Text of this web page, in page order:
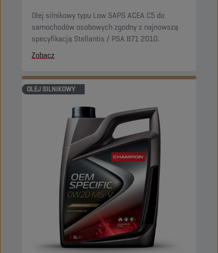
Olej silnikowy typu Low SAPS ACEA C5 do
samochodów osobowych zgodny z najnowszą
specyfikacją Stellantis / PSA B71 2010.
Zobacz
OLEJ SILNIKOWY